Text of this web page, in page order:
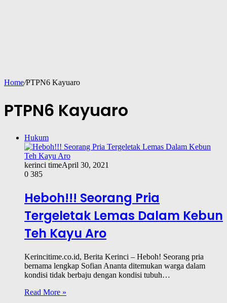
Home/PTPN6 Kayuaro
PTPN6 Kayuaro
Hukum
kerinci timeApril 30, 2021
0 385
Heboh!!! Seorang Pria
Tergeletak Lemas Dalam Kebun
Teh Kayu Aro
Kerincitime.co.id, Berita Kerinci – Heboh! Seorang pria
bernama lengkap Sofian Ananta ditemukan warga dalam
kondisi tidak berbaju dengan kondisi tubuh…
Read More »